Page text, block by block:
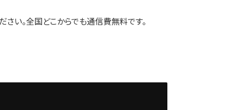
い。全国どこからでも通信費無料です。